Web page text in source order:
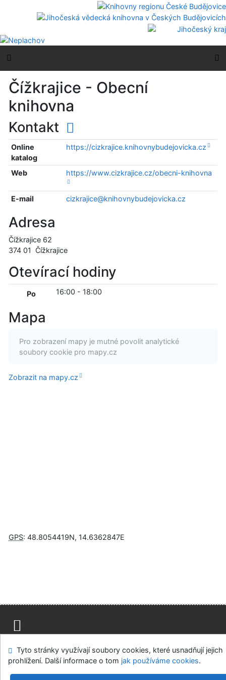
Přejít na menu
Čížkrajice - Obecní
knihovna
Kontakt
Online
katalog
https://cizkrajice.knihovnybudejovicka.cz
Web https://www.cizkrajice.cz/obecni-knihovna
E-mail cizkrajice@knihovnybudejovicka.cz
Adresa
Čížkrajice 62
374 01 Čížkrajice
Otevírací hodiny
Po 16:00 - 18:00
Mapa
Pro zobrazení mapy je mutné povolit analytické
soubory cookie pro mapy.cz
Zobrazit na mapy.cz
GPS: 48.8054419N, 14.6362847E
Nastavení cookies
Tyto stránky využívají soubory cookies, které usnadňují jejich
prohlížení. Další informace o tom jak používáme cookies.